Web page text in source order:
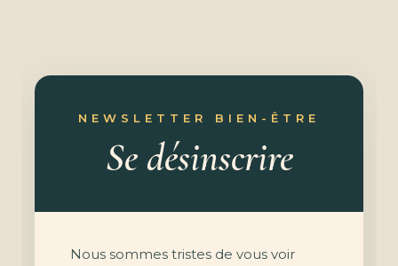
NEWSLETTER BIEN-ÊTRE
Se désinscrire
Nous sommes tristes de vous voir